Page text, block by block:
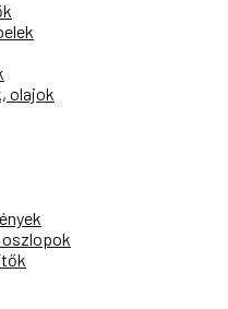
olajok